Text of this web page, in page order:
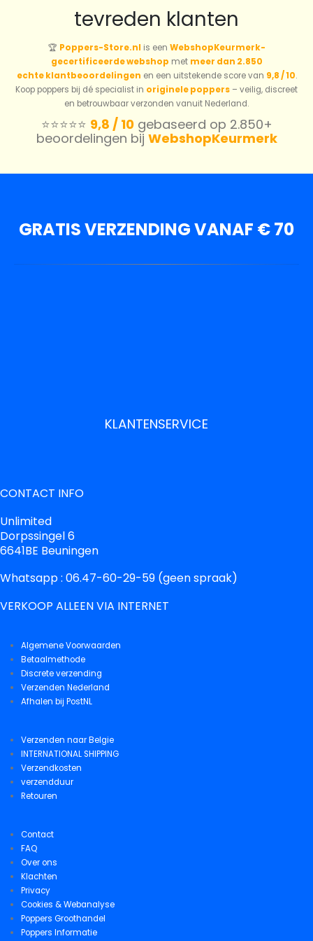
tevreden klanten
🏆 Poppers-Store.nl is een WebshopKeurmerk-
gecertificeerde webshop met meer dan 2.850
echte klantbeoordelingen en een uitstekende score van 9,8 / 10.
Koop poppers bij dé specialist in originele poppers – veilig, discreet
en betrouwbaar verzonden vanuit Nederland.
⭐️⭐️⭐️⭐️⭐️ 9,8 / 10gebaseerd op 2.850+
beoordelingen bij WebshopKeurmerk
GRATIS VERZENDING VANAF € 70
KLANTENSERVICE
CONTACT INFO
Unlimited
Dorpssingel 6
6641BE Beuningen
Whatsapp : 06.47-60-29-59 (geen spraak)
VERKOOP ALLEEN VIA INTERNET
Algemene Voorwaarden
Betaalmethode
Discrete verzending
Verzenden Nederland
Afhalen bij PostNL
Verzenden naar Belgie
INTERNATIONAL SHIPPING
Verzendkosten
verzendduur
Retouren
Contact
FAQ
Over ons
Klachten
Privacy
Cookies & Webanalyse
Poppers Groothandel
Poppers Informatie